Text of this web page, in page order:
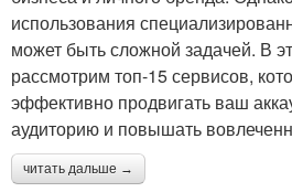
использования
может быть сложной задачей. В
рассмотрим топ-15 сервисов,
эффективно продвигать ваш
аудиторию и повышать
читать дальше →